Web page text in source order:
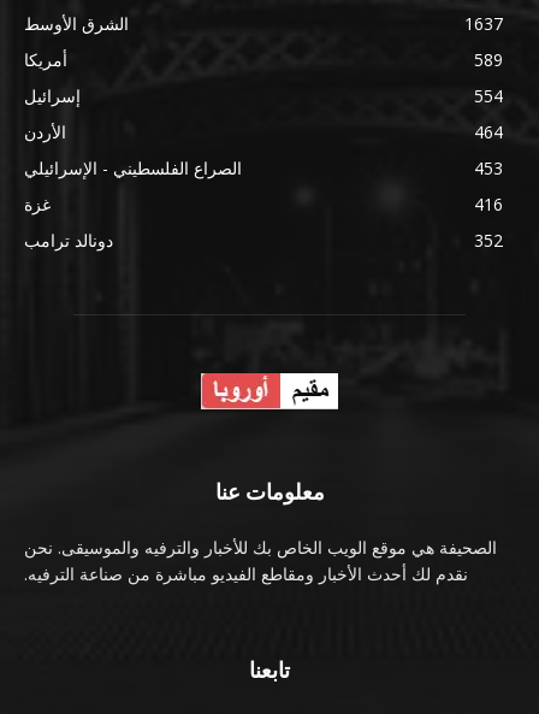
الشرق الأوسط
1637
أمريكا
589
إسرائيل
554
الأردن
464
الصراع الفلسطيني - الإسرائيلي
453
غزة
416
دونالد ترامب
352
معلومات عنا
الصحيفة هي موقع الويب الخاص بك للأخبار والترفيه والموسيقى. نحن
نقدم لك أحدث الأخبار ومقاطع الفيديو مباشرة من صناعة الترفيه.
تابعنا